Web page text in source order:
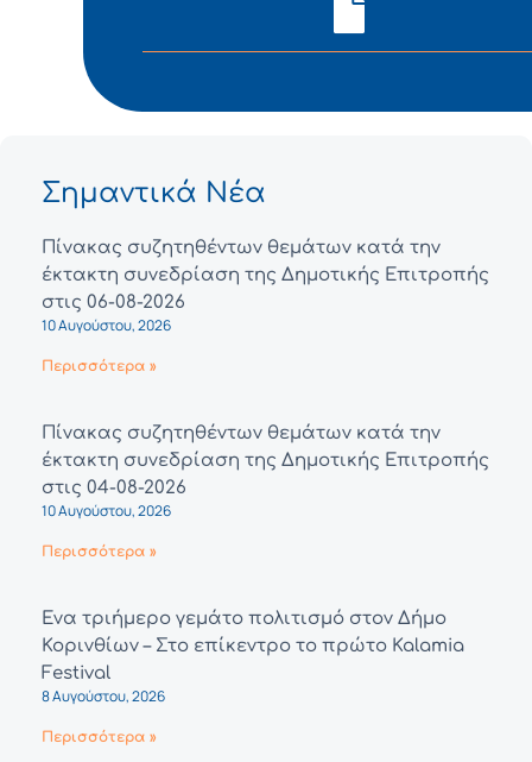
Σημαντικά Νέα
Πίνακας συζητηθέντων θεμάτων κατά την
έκτακτη συνεδρίαση της Δημοτικής Επιτροπής
στις 06-08-2026
10 Αυγούστου, 2026
Περισσότερα »
Πίνακας συζητηθέντων θεμάτων κατά την
έκτακτη συνεδρίαση της Δημοτικής Επιτροπής
στις 04-08-2026
10 Αυγούστου, 2026
Περισσότερα »
Ένα τριήμερο γεμάτο πολιτισμό στον Δήμο
Κορινθίων – Στο επίκεντρο το πρώτο Kalamia
Festival
8 Αυγούστου, 2026
Περισσότερα »